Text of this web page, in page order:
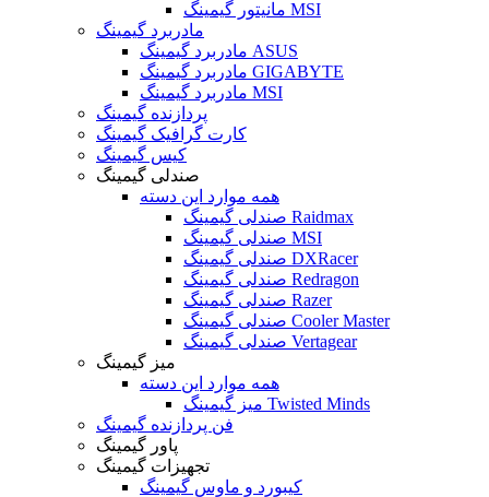
مانیتور گیمینگ MSI
مادربرد گیمینگ
مادربرد گیمینگ ASUS
مادربرد گیمینگ GIGABYTE
مادربرد گیمینگ MSI
پردازنده گیمینگ
کارت گرافیک گیمینگ
کیس گیمینگ
صندلی گیمینگ
همه موارد این دسته
صندلی گیمینگ Raidmax
صندلی گیمینگ MSI
صندلی گیمینگ DXRacer
صندلی گیمینگ Redragon
صندلی گیمینگ Razer
صندلی گیمینگ Cooler Master
صندلی گیمینگ Vertagear
میز گیمینگ
همه موارد این دسته
میز گیمینگ Twisted Minds
فن پردازنده گیمینگ
پاور گیمینگ
تجهیزات گیمینگ
کیبورد و ماوس گیمینگ